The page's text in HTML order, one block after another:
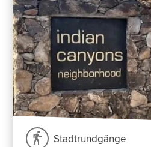
Stadtrundgänge